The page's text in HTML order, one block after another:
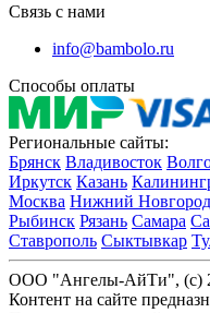
Связь с нами
info@bambolo.ru
Способы оплаты
Региональные сайты:
Брянск Владивосток
Иркутск Казань
Москва Нижний Новгород
Рыбинск Рязань Самара
Ставрополь Сыктывкар
ООО "Ангелы-АйТи", (c)
Контент на сайте